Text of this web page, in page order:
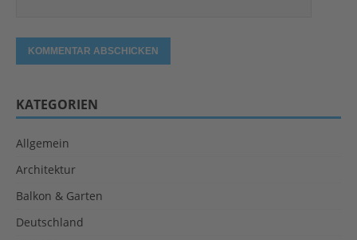
KATEGORIEN
Allgemein
Architektur
Balkon & Garten
Deutschland